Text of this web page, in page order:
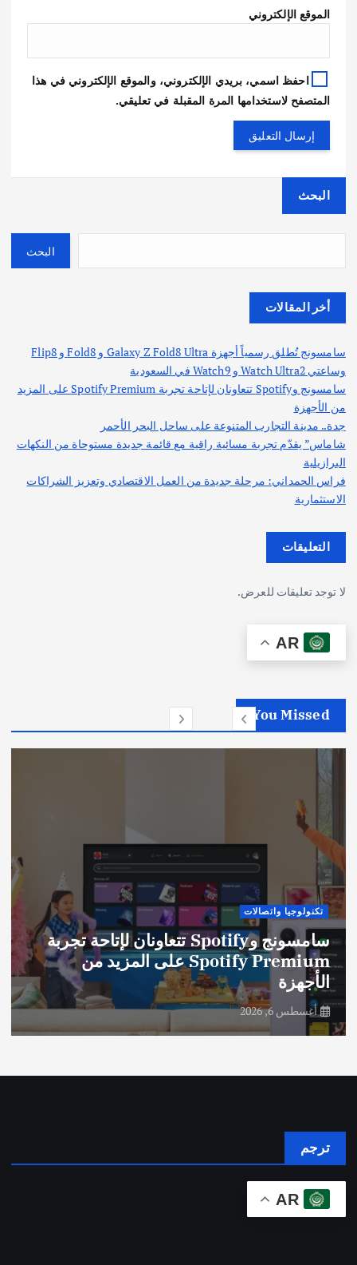
الموقع الإلكتروني
احفظ اسمي، بريدي الإلكتروني، والموقع الإلكتروني في هذا
المتصفح لاستخدامها المرة المقبلة في تعليقي.
البحث
البحث
أخر المقالات
سامسونج تُطلق رسمياً أجهزة Galaxy Z Fold8 Ultra و Fold8 و Flip8
وساعتي Watch Ultra2 و Watch9 في السعودية
سامسونج وSpotify تتعاونان لإتاحة تجربة Spotify Premium على المزيد
من الأجهزة
جدة.. مدينة التجارب المتنوعة على ساحل البحر الأحمر
شاماس” يقدّم تجربة مسائية راقية مع قائمة جديدة مستوحاة من النكهات
البرازيلية
فراس الحمداني: مرحلة جديدة من العمل الاقتصادي وتعزيز الشراكات
الاستثمارية
التعليقات
لا توجد تعليقات للعرض.
AR
You Missed
تكنولوجيا واتصالات
سامسونج وSpotify تتعاونان لإتاحة تجربة
Spotify Premium على المزيد من
الأجهزة
أغسطس 6, 2026
ترجم
AR